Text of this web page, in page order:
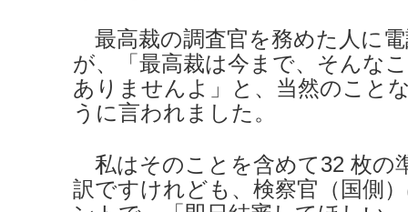
最高裁の調査官を務めた人に
が、「最高裁は今まで、そんな
ありませんよ」と、当然のこと
うに言われました。
私はそのことを含めて32 枚の
訳ですけれども、検察官（国側